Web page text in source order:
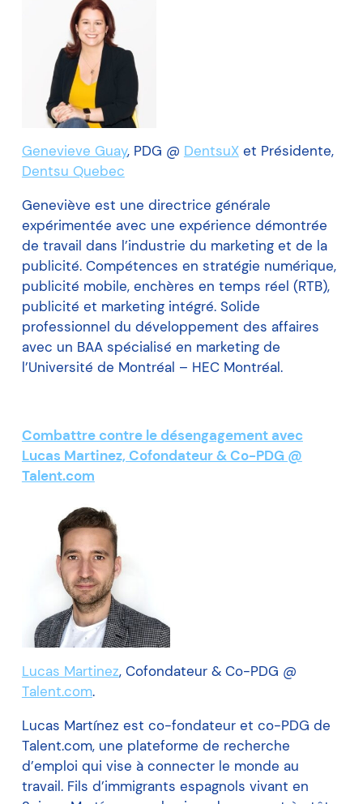
Genevieve Guay, PDG @ DentsuXet Présidente,
Dentsu Quebec
Geneviève est une directrice générale
expérimentée avec une expérience démontrée
de travail dans l’industrie du marketing et de la
publicité. Compétences en stratégie numérique,
publicité mobile, enchères en temps réel (RTB),
publicité et marketing intégré. Solide
professionnel du développement des affaires
avec un BAA spécialisé en marketing de
l’Université de Montréal – HEC Montréal.
Combattre contre le désengagement avec
Lucas Martinez, Cofondateur & Co-PDG @
Talent.com
Lucas Martinez, Cofondateur & Co-PDG @
Talent.com.
Lucas Martínez est co-fondateur et co-PDG de
Talent.com, une plateforme de recherche
d’emploi qui vise à connecter le monde au
travail. Fils d’immigrants espagnols vivant en